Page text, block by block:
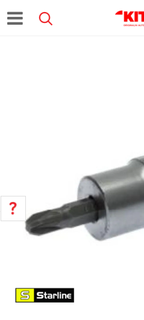
POMOĆ PRI KUPOVINI
011 4427900